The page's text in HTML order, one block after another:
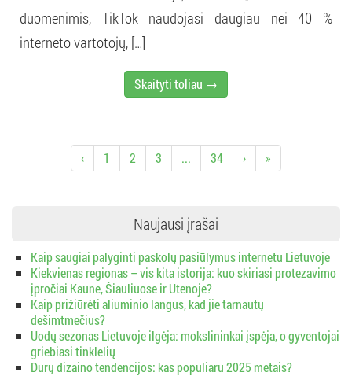
duomenimis, TikTok naudojasi daugiau nei 40 %
interneto vartotojų, […]
Skaityti toliau →
‹ 1 2 3 ... 34 › »
Naujausi įrašai
Kaip saugiai palyginti paskolų pasiūlymus internetu Lietuvoje
Kiekvienas regionas – vis kita istorija: kuo skiriasi protezavimo
įpročiai Kaune, Šiauliuose ir Utenoje?
Kaip prižiūrėti aliuminio langus, kad jie tarnautų
dešimtmečius?
Uodų sezonas Lietuvoje ilgėja: mokslininkai įspėja, o gyventojai
griebiasi tinklelių
Durų dizaino tendencijos: kas populiaru 2025 metais?